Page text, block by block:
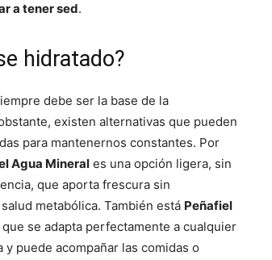
a tener sed.
hidratado?
debe ser la base de la
existen alternativas que pueden
para mantenernos constantes. Por
Agua Mineral es una opción ligera, sin
que aporta frescura sin
metabólica. También está Peñafiel
que se adapta perfectamente a cualquier
y puede acompañar las comidas o